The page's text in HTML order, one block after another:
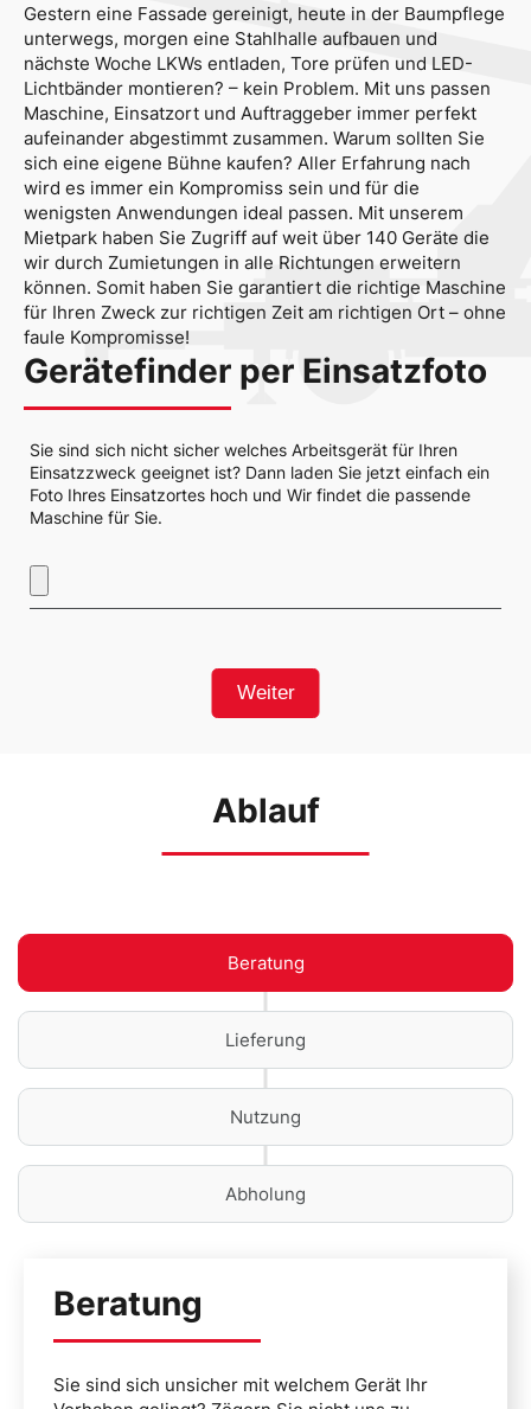
Gestern eine Fassade gereinigt, heute in der Baumpflege
unterwegs, morgen eine Stahlhalle aufbauen und
nächste Woche LKWs entladen, Tore prüfen und LED-
Lichtbänder montieren? – kein Problem. Mit uns passen
Maschine, Einsatzort und Auftraggeber immer perfekt
aufeinander abgestimmt zusammen. Warum sollten Sie
sich eine eigene Bühne kaufen? Aller Erfahrung nach
wird es immer ein Kompromiss sein und für die
wenigsten Anwendungen ideal passen. Mit unserem
Mietpark haben Sie Zugriff auf weit über 140 Geräte die
wir durch Zumietungen in alle Richtungen erweitern
können. Somit haben Sie garantiert die richtige Maschine
für Ihren Zweck zur richtigen Zeit am richtigen Ort – ohne
faule Kompromisse!
Gerätefinder per Einsatzfoto
Sie sind sich nicht sicher welches Arbeitsgerät für Ihren
Einsatzzweck geeignet ist? Dann laden Sie jetzt einfach ein
Foto Ihres Einsatzortes hoch und Wir findet die passende
Maschine für Sie.
Weiter
Ablauf
Beratung
Lieferung
Nutzung
Abholung
Beratung
Sie sind sich unsicher mit welchem Gerät Ihr